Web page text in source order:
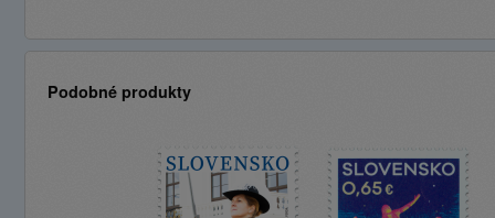
Podobné produkty